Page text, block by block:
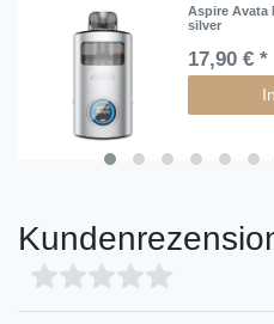
Aspire Avata
silver
17,90 € *